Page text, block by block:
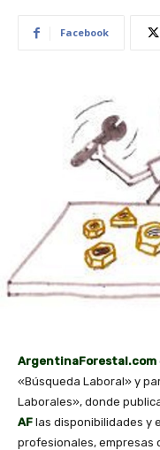
Facebook
ArgentinaForestal.com
«Búsqueda Laboral» y
Laborales», donde
AF las disponibilidades y
profesionales, empresas